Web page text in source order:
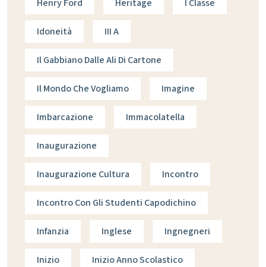
Henry Ford Heritage I Classe
Idoneità III A
Il Gabbiano Dalle Ali Di Cartone
Il Mondo Che Vogliamo Imagine
Imbarcazione Immacolatella
Inaugurazione
Inaugurazione Cultura Incontro
Incontro Con Gli Studenti Capodichino
Infanzia Inglese Ingnegneri
Inizio Inizio Anno Scolastico